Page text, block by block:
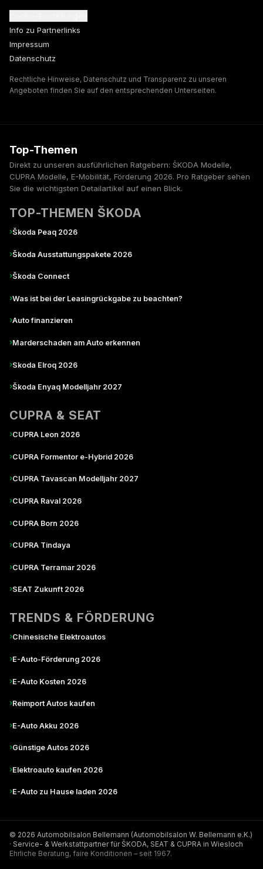
Info zu Partnerlinks
Impressum
Datenschutz
Rechtliche Hinweise, Datenschutz und Transparenz zu unseren
Angeboten finden Sie auf den entsprechenden Unterseiten.
Top-Themen
Direkt zu unseren ausführlichen Ratgebern: ŠKODA Modelle,
CUPRA Modelle, E-Mobilität, Förderung 2026. Pro Ratgeber sehen
Sie die wichtigsten Detailartikel auf einen Blick.
TOP-THEMEN ŠKODA
›Škoda Peaq 2026
›Škoda Ausstattungspakete 2026
›Škoda Connect
›Was ist bei der Leasingrückgabe zu beachten?
›Auto finanzieren
›Marderschaden am Auto erkennen
›Skoda Elroq 2026
›Škoda Enyaq Modelljahr 2027
CUPRA & SEAT
›CUPRA Leon 2026
›CUPRA Formentor e-Hybrid 2026
›CUPRA Tavascan Modelljahr 2027
›CUPRA Raval 2026
›CUPRA Born 2026
›CUPRA Tindaya
›CUPRA Terramar 2026
›SEAT Zukunft 2026
TRENDS & FÖRDERUNG
›Chinesische Elektroautos
›E-Auto-Förderung 2026
›E-Auto Kosten 2026
›Reimport Autos kaufen
›E-Auto Akku 2026
›Günstige Autos 2026
›Elektroauto kaufen 2026
›E-Auto zu Hause laden 2026
© 2026 Automobilsalon Bellemann (Automobilsalon W. Bellemann e.K.)
· Service- & Werkstattpartner für ŠKODA, SEAT & CUPRA in Wiesloch
Ehrliche Beratung, faire Konditionen – seit 1967.